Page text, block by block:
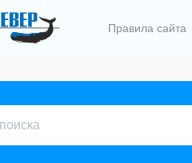
Правила сайта